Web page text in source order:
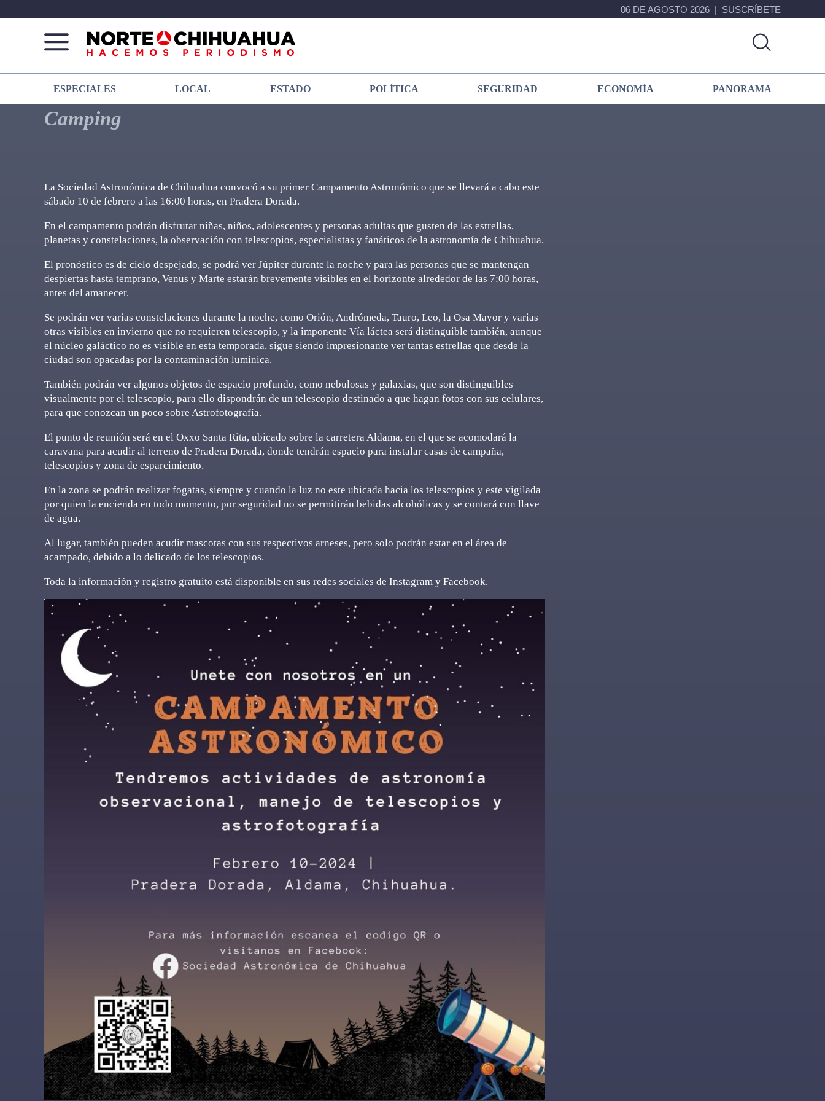
06 DE AGOSTO 2026 SUSCRÍBETE
Norte
De
Chihuahua
Más
que
noticias,
hacemos periodismo
ESPECIALES LOCAL ESTADO POLÍTICA SEGURIDAD ECONOMÍA PANORAMA
Camping
La Sociedad Astronómica de Chihuahua convocó a su primer Campamento Astronómico que se llevará a cabo este
sábado 10 de febrero a las 16:00 horas, en Pradera Dorada.
En el campamento podrán disfrutar niñas, niños, adolescentes y personas adultas que gusten de las estrellas,
planetas y constelaciones, la observación con telescopios, especialistas y fanáticos de la astronomía de Chihuahua.
El pronóstico es de cielo despejado, se podrá ver Júpiter durante la noche y para las personas que se mantengan
despiertas hasta temprano, Venus y Marte estarán brevemente visibles en el horizonte alrededor de las 7:00 horas,
antes del amanecer.
Se podrán ver varias constelaciones durante la noche, como Orión, Andrómeda, Tauro, Leo, la Osa Mayor y varias
otras visibles en invierno que no requieren telescopio, y la imponente Vía láctea será distinguible también, aunque
el núcleo galáctico no es visible en esta temporada, sigue siendo impresionante ver tantas estrellas que desde la
ciudad son opacadas por la contaminación lumínica.
También podrán ver algunos objetos de espacio profundo, como nebulosas y galaxias, que son distinguibles
visualmente por el telescopio, para ello dispondrán de un telescopio destinado a que hagan fotos con sus celulares,
para que conozcan un poco sobre Astrofotografía.
El punto de reunión será en el Oxxo Santa Rita, ubicado sobre la carretera Aldama, en el que se acomodará la
caravana para acudir al terreno de Pradera Dorada, donde tendrán espacio para instalar casas de campaña,
telescopios y zona de esparcimiento.
En la zona se podrán realizar fogatas, siempre y cuando la luz no este ubicada hacia los telescopios y este vigilada
por quien la encienda en todo momento, por seguridad no se permitirán bebidas alcohólicas y se contará con llave
de agua.
Al lugar, también pueden acudir mascotas con sus respectivos arneses, pero solo podrán estar en el área de
acampado, debido a lo delicado de los telescopios.
Toda la información y registro gratuito está disponible en sus redes sociales de Instagram y Facebook.